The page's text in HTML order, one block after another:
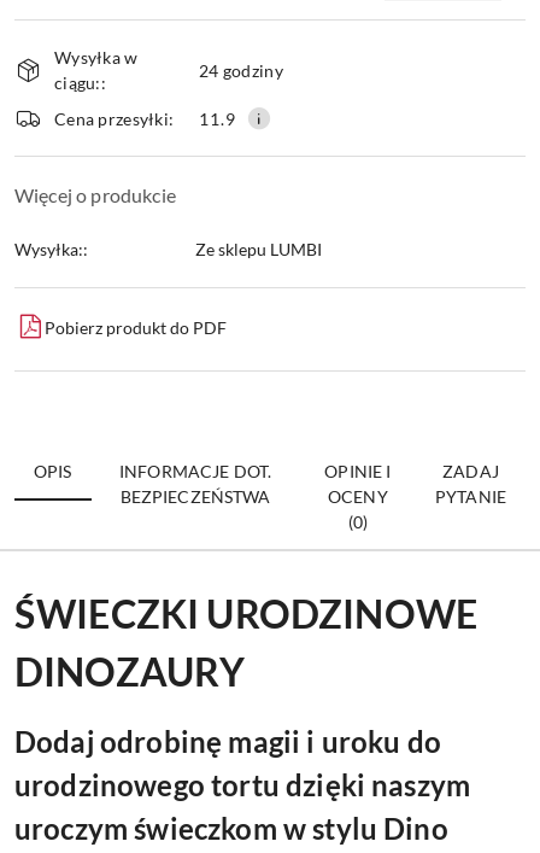
i
dostawa
Wysyłka w
ciągu::
24 godziny
Cena przesyłki: 11.9
Więcej o produkcie
Wysyłka:: Ze sklepu LUMBI
Pobierz produkt do PDF
OPIS
INFORMACJE DOT.
BEZPIECZEŃSTWA
OPINIE I
OCENY
(0)
ZADAJ
PYTANIE
ŚWIECZKI URODZINOWE
DINOZAURY
Dodaj odrobinę magii i uroku do
urodzinowego tortu dzięki naszym
uroczym świeczkom w stylu Dino